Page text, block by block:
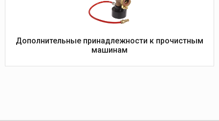
Дополнительные принадлежности к прочистным
машинам